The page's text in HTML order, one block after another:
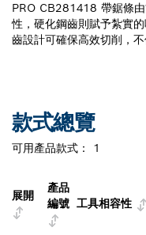
PRO CB281418 帶鋸條
性，硬化鋼齒則賦予紮實
齒設計可確保高效切削，
款式總覽
可用產品款式： 1
展開
產品
編號 工具相容性